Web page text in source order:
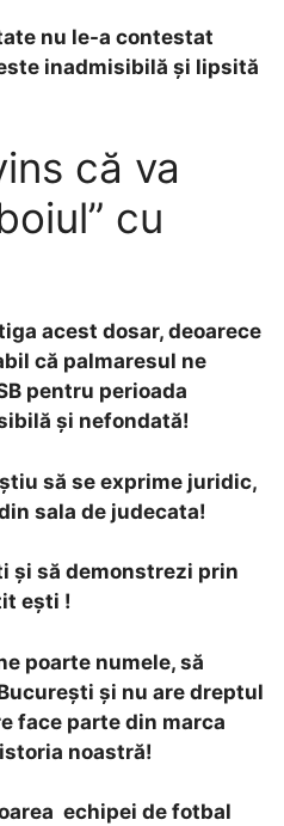
nu le-a contestat
inadmisibilă şi lipsită
că va
cu
acest dosar, deoarece
că palmaresul ne
pentru perioada
şi nefondată!
să se exprime juridic,
sala de judecata!
şi să demonstrezi prin
eşti !
poarte numele, să
şi nu are dreptul
face parte din marca
noastră!
echipei de fotbal